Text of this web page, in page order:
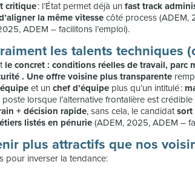
critique: l’État permet déjà un fast track
la même vitesse côté process (ADEM,
ADEM – facilitons l’emploi).
les talents techniques
le concret : conditions réelles de travail, parc
. Une offre voisine plus transparente
équipeet un chef d’équipe plus qu’un intitulé :
lorsque l’alternative frontalière est
+ décision rapide, sans cela, le candidatsort
listés en pénurie (ADEM, 2025, ADEM –
plus attractifs que nos
pour inverser la tendance: